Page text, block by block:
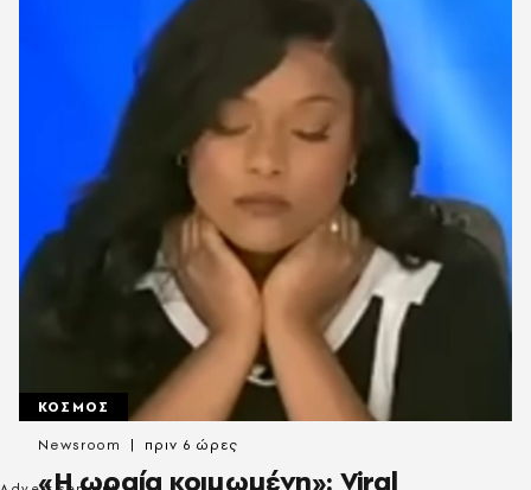
ΚΟΣΜΟΣ
«H ωραία κοιμωμένη»: Viral
Newsroom πριν 6 ώρες